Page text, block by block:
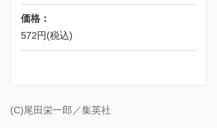
価格：
572円(税込)
(C)尾田栄一郎／集英社